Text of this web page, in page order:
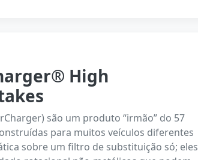
High
são um produto “irmão” do 57
para muitos veículos diferentes
sobre um filtro de substituição só; eles